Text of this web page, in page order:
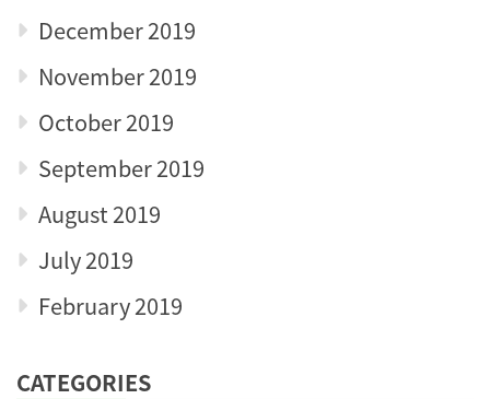
December 2019
November 2019
October 2019
September 2019
August 2019
July 2019
February 2019
CATEGORIES